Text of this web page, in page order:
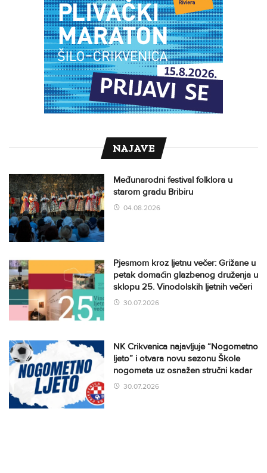
NAJAVE
Međunarodni festival folklora u
starom gradu Bribiru
04.08.2026
Pjesmom kroz ljetnu večer: Grižane u
petak domaćin glazbenog druženja u
sklopu 25. Vinodolskih ljetnih večeri
30.07.2026
NK Crikvenica najavljuje “Nogometno
ljeto” i otvara novu sezonu Škole
nogometa uz osnažen stručni kadar
30.07.2026